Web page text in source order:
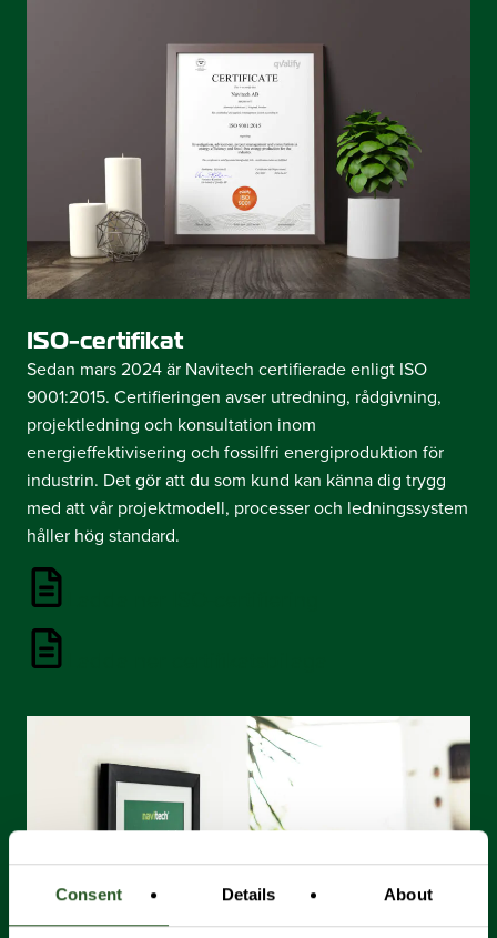
Consent Details About
ISO-certifikat
Sedan mars 2024 är Navitech certifierade enligt ISO
9001:2015. Certifieringen avser utredning, rådgivning,
projektledning och konsultation inom
energieffektivisering och fossilfri energiproduktion för
industrin. Det gör att du som kund kan känna dig trygg
med att vår projektmodell, processer och ledningssystem
håller hög standard.